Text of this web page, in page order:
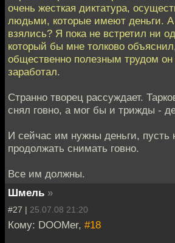
очень жесткая диктатура,
людьми, которые имеют деньги. А
взялись? Я пока не встретил ни
который бы мне толково
общественно полезным трудом
заработал.
Странно творец рассуждает.
снял говно, а мог бы и трижды -
И сейчас им нужны деньги, пусть
продолжать снимать говно.
Все им должны.
Шмель »
#27 | 25.07.08 21:20
Кому: DOOMer, #18